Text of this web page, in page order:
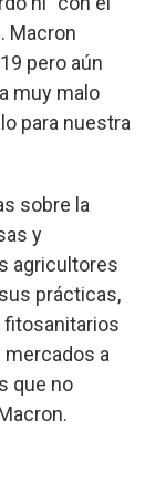
Macron
pero aún
muy malo
para nuestra
sobre la
y
agricultores
prácticas,
a
que no